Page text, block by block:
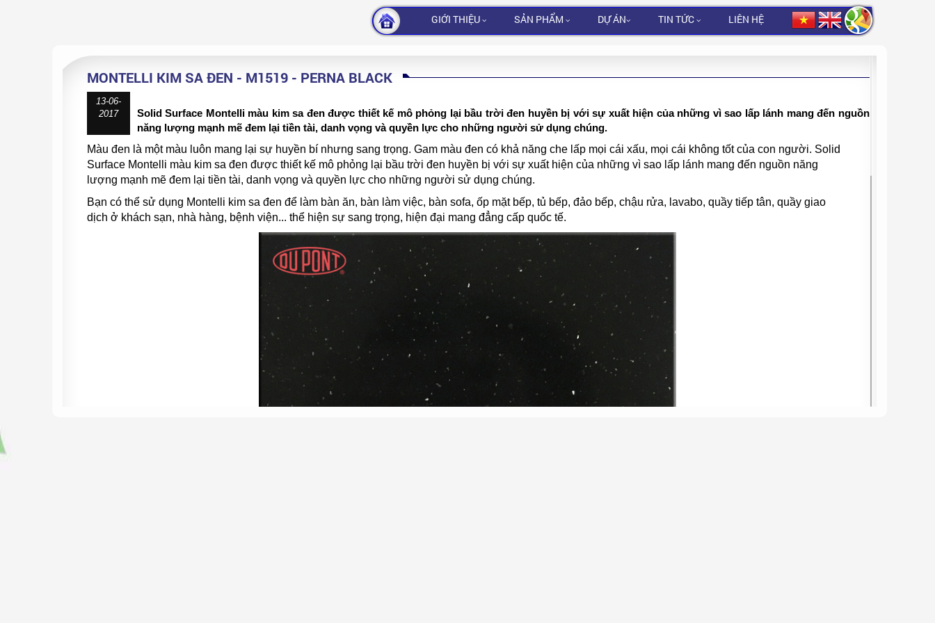
GIỚI THIỆU SẢN PHẨM DỰ ÁN TIN TỨC LIÊN HỆ
MONTELLI KIM SA ĐEN - M1519 - PERNA BLACK
13-06-
2017
Solid Surface Montelli màu kim sa đen được thiết kế mô phỏng lại bầu trời đen huyền bị với sự xuất hiện của những vì sao lấp lánh mang đến nguồn
năng lượng mạnh mẽ đem lại tiền tài, danh vọng và quyền lực cho những người sử dụng chúng.
Màu đen là một màu luôn mang lại sự huyền bí nhưng sang trọng. Gam màu đen có khả năng che lấp mọi cái xấu, mọi cái không tốt của con người. Solid
Surface Montelli màu kim sa đen được thiết kế mô phỏng lại bầu trời đen huyền bị với sự xuất hiện của những vì sao lấp lánh mang đến nguồn năng
lượng mạnh mẽ đem lại tiền tài, danh vọng và quyền lực cho những người sử dụng chúng.
Bạn có thể sử dụng Montelli kim sa đen để làm bàn ăn, bàn làm việc, bàn sofa, ốp mặt bếp, tủ bếp, đảo bếp, chậu rửa, lavabo, quầy tiếp tân, quầy giao
dịch ở khách sạn, nhà hàng, bệnh viện... thể hiện sự sang trọng, hiện đại mang đẳng cấp quốc tế.